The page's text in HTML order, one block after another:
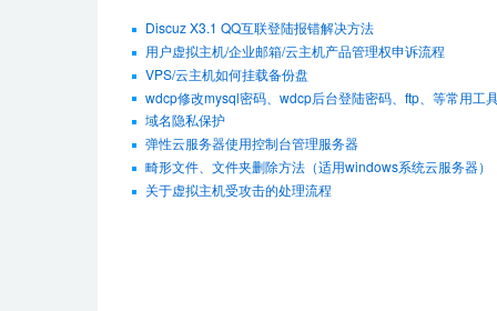
Discuz X3.1 QQ互联登陆报错解决方法
用户虚拟主机/企业邮箱/云主机产品管理权申诉流程
VPS/云主机如何挂载备份盘
wdcp修改mysql密码、wdcp后台登陆密码、ftp、等常用工
域名隐私保护
弹性云服务器使用控制台管理服务器
畸形文件、文件夹删除方法（适用windows系统云服务器）
关于虚拟主机受攻击的处理流程